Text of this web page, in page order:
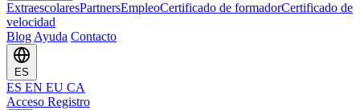
ExtraescolaresPartnersEmpleoCertificado de formadorCertificado de
velocidad
Blog Ayuda Contacto
ES
ES EN EU CA
Acceso Registro